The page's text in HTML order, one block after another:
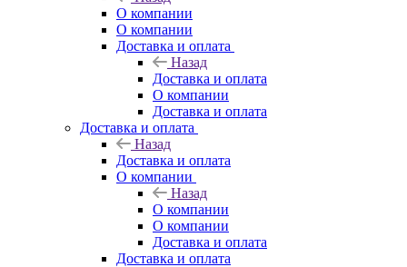
О компании
О компании
Доставка и оплата
Назад
Доставка и оплата
О компании
Доставка и оплата
Доставка и оплата
Назад
Доставка и оплата
О компании
Назад
О компании
О компании
Доставка и оплата
Доставка и оплата